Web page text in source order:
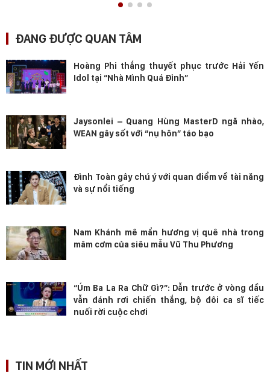
ĐANG ĐƯỢC QUAN TÂM
Hoàng Phi thắng thuyết phục trước Hải Yến
Idol tại “Nhà Mình Quá Đỉnh”
Jaysonlei – Quang Hùng MasterD ngã nhào,
WEAN gây sốt với “nụ hôn” táo bạo
Đình Toàn gây chú ý với quan điểm về tài năng
và sự nổi tiếng
Nam Khánh mê mẩn hương vị quê nhà trong
mâm cơm của siêu mẫu Vũ Thu Phương
“Úm Ba La Ra Chữ Gì?”: Dẫn trước ở vòng đầu
vẫn đánh rơi chiến thắng, bộ đôi ca sĩ tiếc
nuối rời cuộc chơi
TIN MỚI NHẤT